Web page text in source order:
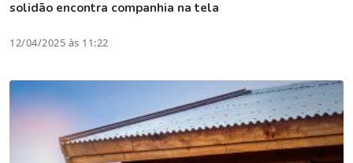
solidão encontra companhia na tela
12/04/2025 às 11:22